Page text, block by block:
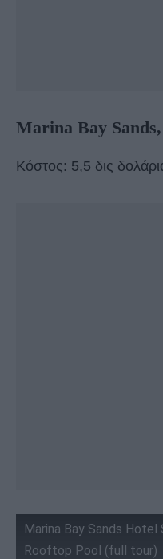
Marina Bay Sands,
Κόστος: 5,5 δις
Marina Bay Sands
Rooftop Pool (full tour)